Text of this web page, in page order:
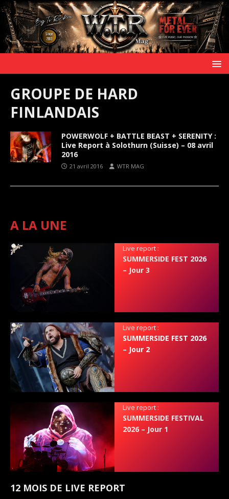
GROUPE DE HARD
FINLANDAIS
POWERWOLF + BATTLE BEAST + SERENITY :
Live Report à Solothurn (Suisse) – 08 avril
2016
21 avril 2016 WTR MAG
A LA UNE
Live report :
SUMMERSIDE FEST 2026
– Jour 3
Live report :
SUMMERSIDE FEST 2026
– Jour 2
Live report :
SUMMERSIDE FESTIVAL
2026 – Jour 1
12 MOIS DE LIVE REPORT